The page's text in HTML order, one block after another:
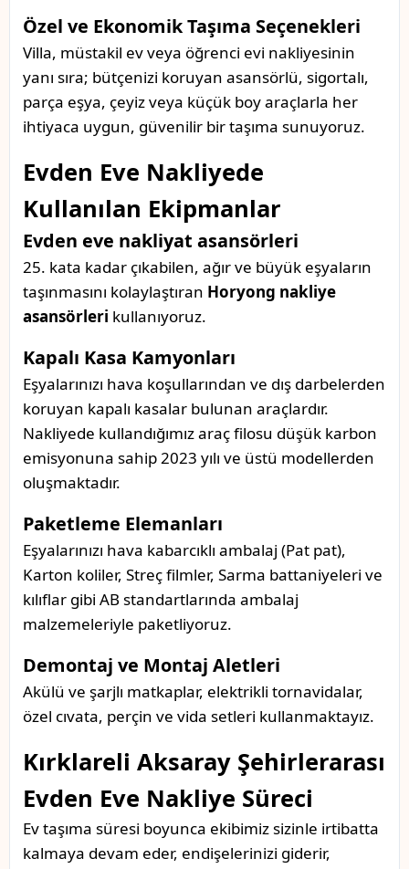
Özel ve Ekonomik Taşıma Seçenekleri
Villa, müstakil ev veya öğrenci evi nakliyesinin
yanı sıra; bütçenizi koruyan asansörlü, sigortalı,
parça eşya, çeyiz veya küçük boy araçlarla her
ihtiyaca uygun, güvenilir bir taşıma sunuyoruz.
Evden Eve Nakliyede
Kullanılan Ekipmanlar
Evden eve nakliyat asansörleri
25. kata kadar çıkabilen, ağır ve büyük eşyaların
taşınmasını kolaylaştıran Horyong nakliye
asansörleri kullanıyoruz.
Kapalı Kasa Kamyonları
Eşyalarınızı hava koşullarından ve dış darbelerden
koruyan kapalı kasalar bulunan araçlardır.
Nakliyede kullandığımız araç filosu düşük karbon
emisyonuna sahip 2023 yılı ve üstü modellerden
oluşmaktadır.
Paketleme Elemanları
Eşyalarınızı hava kabarcıklı ambalaj (Pat pat),
Karton koliler, Streç filmler, Sarma battaniyeleri ve
kılıflar gibi AB standartlarında ambalaj
malzemeleriyle paketliyoruz.
Demontaj ve Montaj Aletleri
Akülü ve şarjlı matkaplar, elektrikli tornavidalar,
özel cıvata, perçin ve vida setleri kullanmaktayız.
Kırklareli Aksaray Şehirlerarası
Evden Eve Nakliye Süreci
Ev taşıma süresi boyunca ekibimiz sizinle irtibatta
kalmaya devam eder, endişelerinizi giderir,